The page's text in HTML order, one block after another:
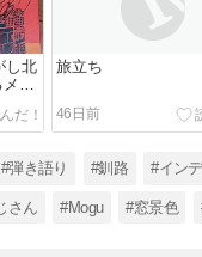
し北
ロ
旅立ち
46日前
#弾き語り #釧路 #イン
さん #Mogu #窓景色